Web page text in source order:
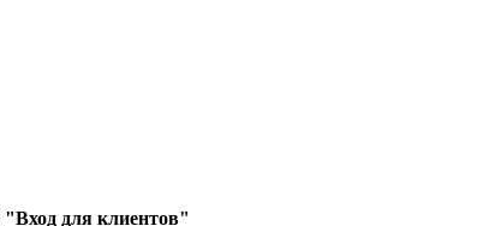
"Вход для клиентов"